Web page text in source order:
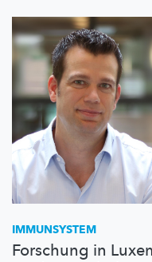
IMMUNSYSTEM
Forschung in